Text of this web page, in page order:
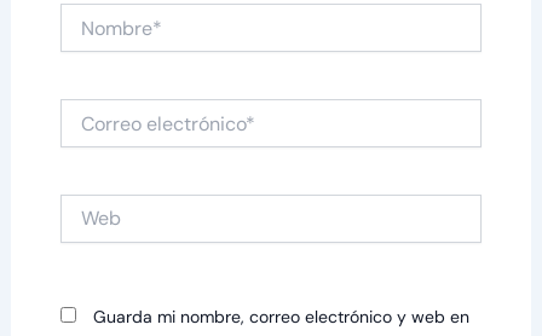
electrónico*
Guarda mi nombre, correo electrónico y web en